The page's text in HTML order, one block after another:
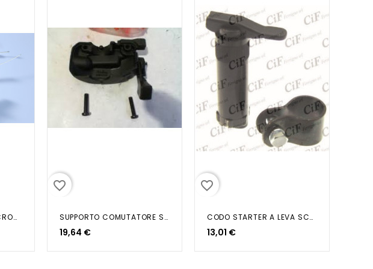
CODO STARTER ARIA CROMATO...
favorite_border
SUPPORTO COMUTATORE SCARABEO 50...
19,64 €
favorite_border
CODO STARTER A LEVA SCOOTER-MOTO
13,01 €